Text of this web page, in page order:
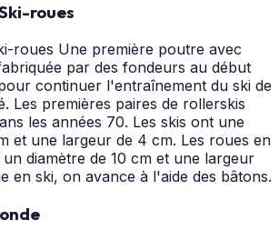
roues
roues Une première poutre avec
par des fondeurs au début
continuer l'entraînement du ski de
Les premières paires de rollerskis
les années 70. Les skis ont une
et une largeur de 4 cm. Les roues en
diamètre de 10 cm et une largeur
en ski, on avance à l'aide des bâtons.